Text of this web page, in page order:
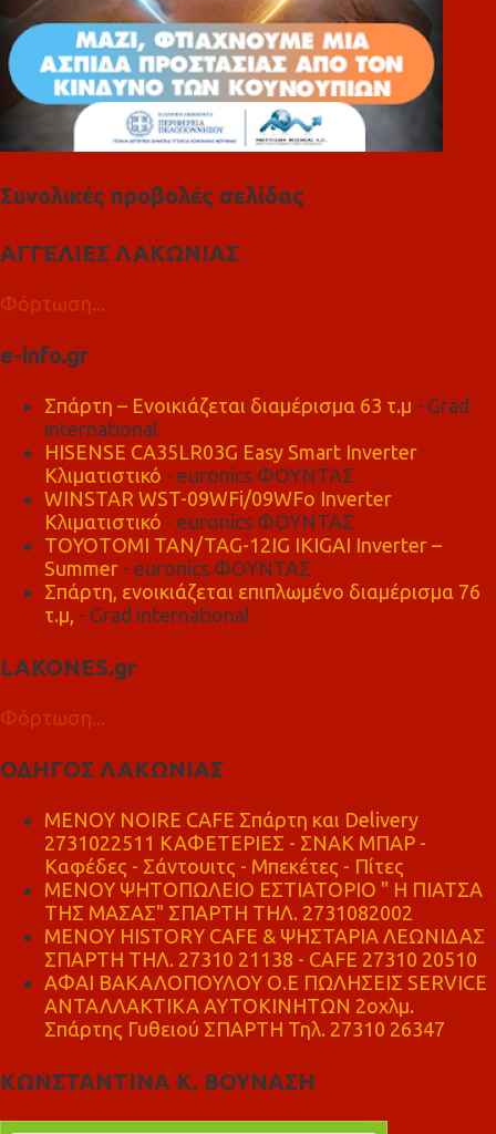
Συνολικές προβολές σελίδας
ΑΓΓΕΛΙΕΣ ΛΑΚΩΝΙΑΣ
Φόρτωση...
e-info.gr
Σπάρτη – Ενοικιάζεται διαμέρισμα 63 τ.μ - Grad
international
HISENSE CA35LR03G Easy Smart Inverter
Κλιματιστικό - euronics ΦΟΥΝΤΑΣ
WINSTAR WST-09WFi/09WFo Inverter
Κλιματιστικό - euronics ΦΟΥΝΤΑΣ
TOYOTOMI TAN/TAG-12IG IKIGAI Inverter –
Summer - euronics ΦΟΥΝΤΑΣ
Σπάρτη, ενοικιάζεται επιπλωμένο διαμέρισμα 76
τ.μ, - Grad international
LAKONES.gr
Φόρτωση...
ΟΔΗΓΟΣ ΛΑΚΩΝΙΑΣ
MENOY NOIRE CAFE Σπάρτη και Delivery
2731022511 ΚΑΦΕΤΕΡΙΕΣ - ΣΝΑΚ ΜΠΑΡ -
Καφέδες - Σάντουιτς - Μπεκέτες - Πίτες
ΜΕΝΟΥ ΨΗΤΟΠΩΛΕΙΟ ΕΣΤΙΑΤΟΡΙΟ " Η ΠΙΑΤΣΑ
ΤΗΣ ΜΑΣΑΣ" ΣΠΑΡΤΗ ΤΗΛ. 2731082002
ΜΕΝΟΥ HISTORY CAFE & ΨΗΣΤΑΡΙΑ ΛΕΩΝΙΔΑΣ
ΣΠΑΡΤΗ ΤΗΛ. 27310 21138 - CAFE 27310 20510
ΑΦΑΙ ΒΑΚΑΛΟΠΟΥΛΟΥ Ο.Ε ΠΩΛΗΣΕΙΣ SERVICE
ΑΝΤΑΛΛΑΚΤΙΚΑ ΑΥΤΟΚΙΝΗΤΩΝ 2οχλμ.
Σπάρτης Γυθειού ΣΠΑΡΤΗ Τηλ. 27310 26347
ΚΩΝΣΤΑΝΤΙΝΑ Κ. ΒΟΥΝΑΣΗ